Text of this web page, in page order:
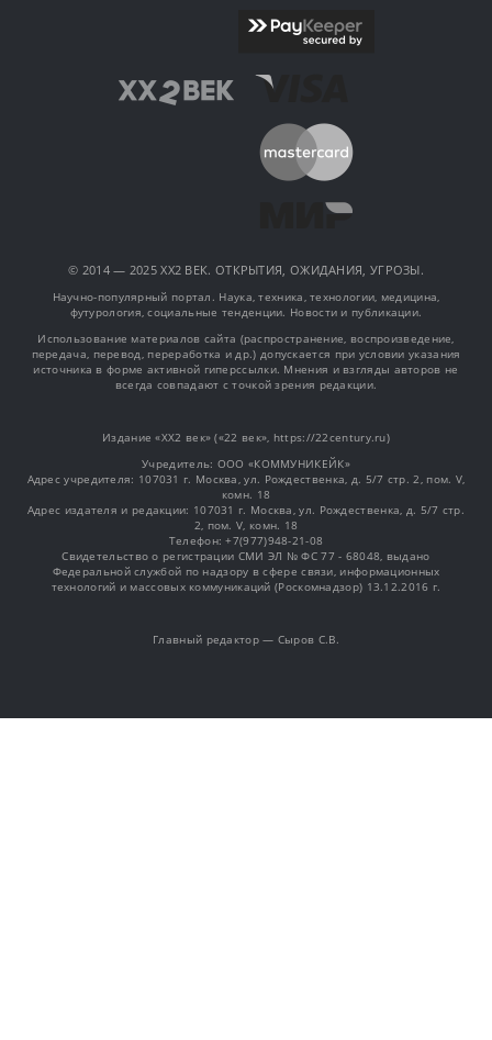
© 2014 — 2025 XX2 ВЕК. ОТКРЫТИЯ, ОЖИДАНИЯ, УГРОЗЫ.
Научно-популярный портал. Наука, техника, технологии, медицина,
футурология, социальные тенденции. Новости и публикации.
Использование материалов сайта (распространение, воспроизведение,
передача, перевод, переработка и др.) допускается при условии указания
источника в форме активной гиперссылки. Мнения и взгляды авторов не
всегда совпадают с точкой зрения редакции.
Издание «XX2 век» («22 век», https://22century.ru)
Учредитель: OOO «КОММУНИКЕЙК»
Адрес учредителя: 107031 г. Москва, ул. Рождественка, д. 5/7 стр. 2, пом. V,
комн. 18
Адрес издателя и редакции: 107031 г. Москва, ул. Рождественка, д. 5/7 стр.
2, пом. V, комн. 18
Телефон: +7(977)948-21-08
Свидетельство о регистрации СМИ ЭЛ № ФС 77 - 68048, выдано
Федеральной службой по надзору в сфере связи, информационных
технологий и массовых коммуникаций (Роскомнадзор) 13.12.2016 г.
Главный редактор — Сыров С.В.